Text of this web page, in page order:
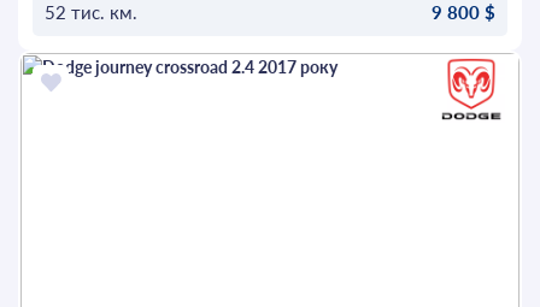
- Шкіряна оббивка
52 тис. км. 9 800 $
ОСТАВИТЬ ЗАЯВКУ